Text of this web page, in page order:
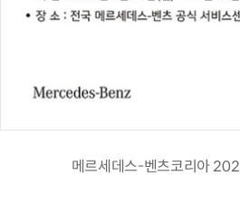
메르세데스-벤츠코리아